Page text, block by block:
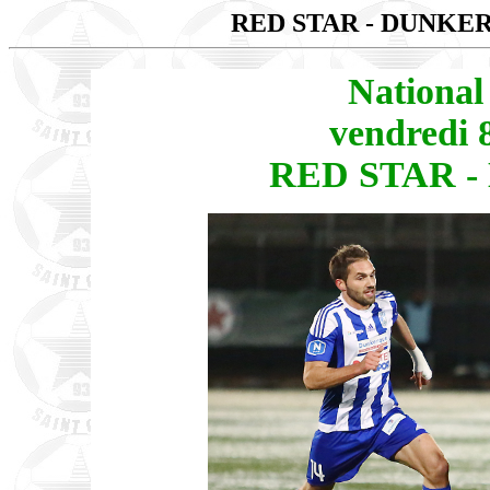
RED STAR -
National
vendredi
RED STAR